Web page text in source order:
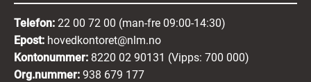
Telefon: 22 00 72 00 (man-fre 09:00-14:30)
Epost: hovedkontoret@nlm.no
Kontonummer: 8220 02 90131 (Vipps: 700 000)
Org.nummer: 938 679 177